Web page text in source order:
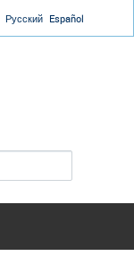
Русский Español